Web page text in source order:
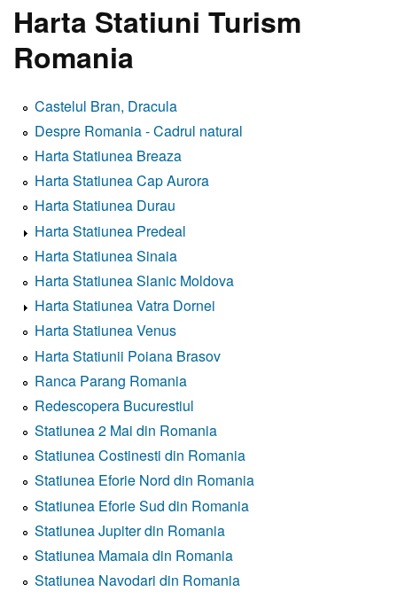
Harta Statiuni Turism
Romania
Castelul Bran, Dracula
Despre Romania - Cadrul natural
Harta Statiunea Breaza
Harta Statiunea Cap Aurora
Harta Statiunea Durau
Harta Statiunea Predeal
Harta Statiunea Sinaia
Harta Statiunea Slanic Moldova
Harta Statiunea Vatra Dornei
Harta Statiunea Venus
Harta Statiunii Poiana Brasov
Ranca Parang Romania
Redescopera Bucurestiul
Statiunea 2 Mai din Romania
Statiunea Costinesti din Romania
Statiunea Eforie Nord din Romania
Statiunea Eforie Sud din Romania
Statiunea Jupiter din Romania
Statiunea Mamaia din Romania
Statiunea Navodari din Romania